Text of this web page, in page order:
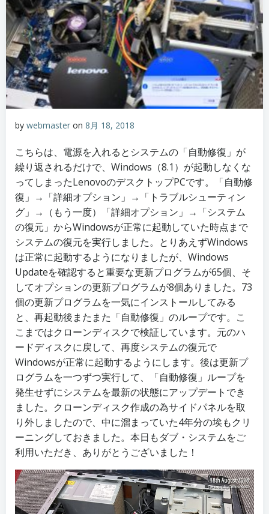
by webmaster on 8月 18, 2018
こちらは、電源を入れるとシステムの「自動修復」が
繰り返されるだけで、Windows（8.1）が起動しなくな
ってしまったLenovoのデスクトップPCです。「自動修
復」→「詳細オプション」→「トラブルシューティン
グ」→（もう一度）「詳細オプション」→「システム
の復元」からWindowsが正常に起動していた時点まで
システムの復元を実行しました。とりあえずWindows
は正常に起動するようになりましたが、Windows
Updateを確認すると重要な更新プログラムが65個、そ
してオプションの更新プログラムが8個ありました。73
個の更新プログラムを一気にインストールしてみる
と、再起動後またまた「自動修復」のループです。こ
こまではクローンディスクで検証しています。元のハ
ードディスクに戻して、再度システムの復元で
Windowsが正常に起動するようにします。後は更新プ
ログラムを一つずつ実行して、「自動修復」ループを
発生せずにシステムを最新の状態にアップデートでき
ました。クローンディスク作成の為サイドパネルを取
り外しましたので、中に溜まっていた4年分の埃もクリ
ーニングしておきました。本日もダブ・システムをご
利用いただき、ありがとうございました！